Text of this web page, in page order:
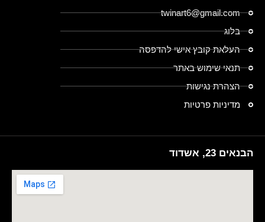
twinart6@gmail.com
בלוג
העלאת קובץ אישי להדפסה
תנאי שימוש באתר
הצהרת נגישות
מדיניות פרטיות
הבנאים 23, אשדוד